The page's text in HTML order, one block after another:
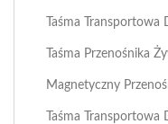
Taśma Transportowa
Taśma Przenośnika
Magnetyczny
Taśma Transportowa